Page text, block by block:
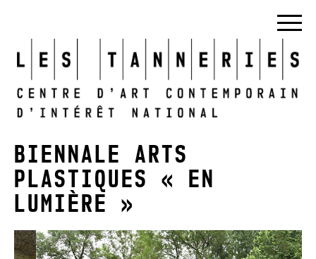
BIENNALE ARTS
PLASTIQUES « EN
LUMIÈRE »